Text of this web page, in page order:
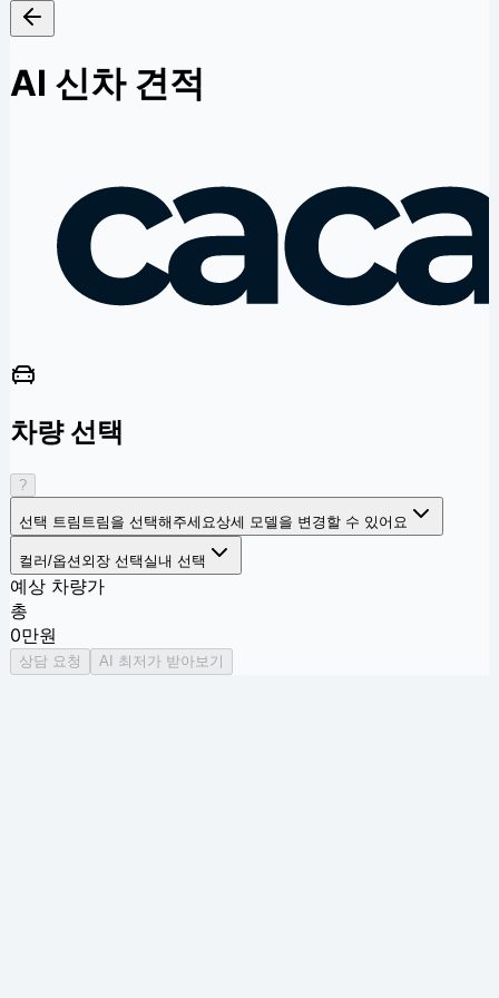
AI 신차 견적
차량 선택
?
선택 트림 트림을 선택해주세요상세 모델을 변경할 수 있어요
컬러/옵션 외장 선택 실내 선택
예상 차량가
총
0만원
상담 요청 AI 최저가 받아보기